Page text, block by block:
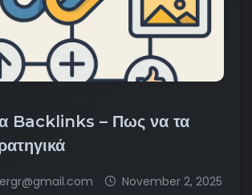
Backlinks – Πως να τα
November 2, 2025